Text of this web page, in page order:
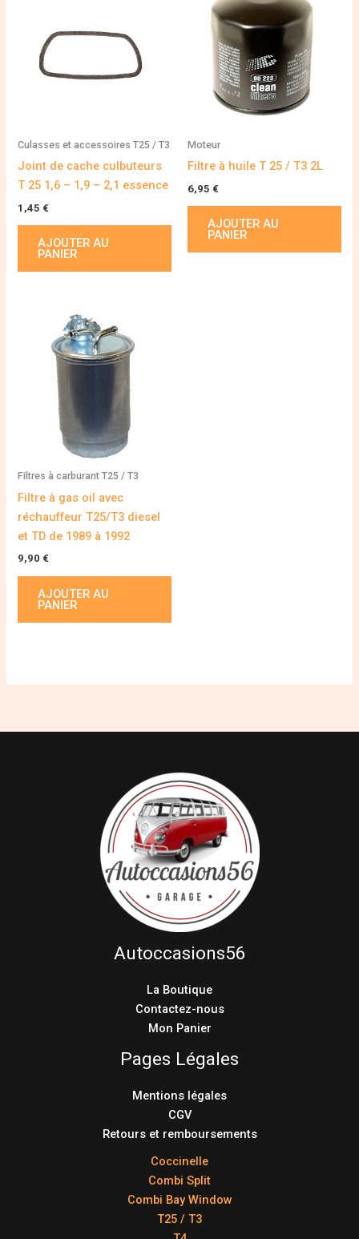
Culasses et accessoires T25 / T3
Joint de cache culbuteurs
T 25 1,6 – 1,9 – 2,1 essence
1,45 €
AJOUTER AU
PANIER
Moteur
Filtre à huile T 25 / T3 2L
6,95 €
AJOUTER AU
PANIER
Filtres à carburant T25 / T3
Filtre à gas oil avec
réchauffeur T25/T3 diesel
et TD de 1989 à 1992
9,90 €
AJOUTER AU
PANIER
Autoccasions56
La Boutique
Contactez-nous
Mon Panier
Pages Légales
Mentions légales
CGV
Retours et remboursements
Coccinelle
Combi Split
Combi Bay Window
T25 / T3